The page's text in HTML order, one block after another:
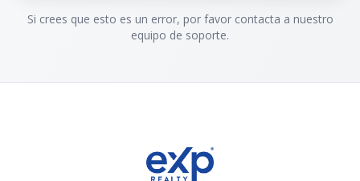
Si crees que esto es un error, por favor contacta a nuestro
equipo de soporte.